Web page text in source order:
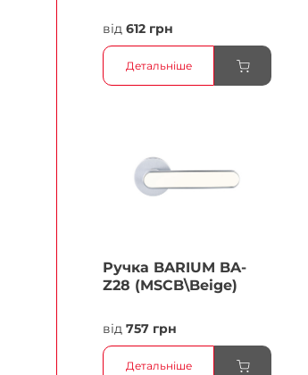
від 612 грн
Детальніше
Ручка BARIUM BA-
Z28 (MSCB\Beige)
від 757 грн
Детальніше